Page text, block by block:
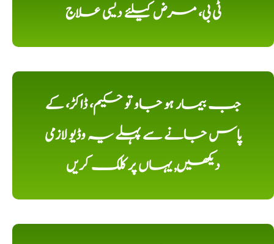
ٹی بی، مرض کیلئے دیسی علاج
جب بیمار ہو جاو تو حکیم، ڈاکڑ، کے
پاس جانے سے پہلے یہ وڈیو لازمی
دیکھیں, یہاں پر کلک کریں